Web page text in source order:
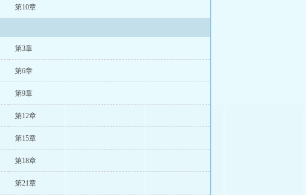
第10章
第3章
第6章
第9章
第12章
第15章
第18章
第21章